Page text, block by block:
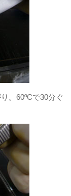
。60ºCで30分ぐ